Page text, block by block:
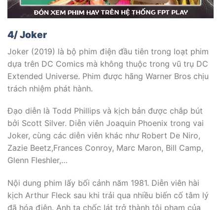
4/ Joker
Joker (2019) là bộ phim điện đầu tiên trong loạt phim
dựa trên DC Comics mà không thuộc trong vũ trụ DC
Extended Universe. Phim được hãng Warner Bros chịu
trách nhiệm phát hành.
Đạo diễn là Todd Phillips và kịch bản được chắp bút
bởi Scott Silver. Diễn viên Joaquin Phoenix trong vai
Joker, cùng các diễn viên khác như Robert De Niro,
Zazie Beetz,Frances Conroy, Marc Maron, Bill Camp,
Glenn Fleshler,…
Nội dung phim lấy bối cảnh năm 1981. Diễn viên hài
kịch Arthur Fleck sau khi trải qua nhiều biến cố tâm lý
đã hóa điên. Anh ta chốc lát trở thành tội phạm của